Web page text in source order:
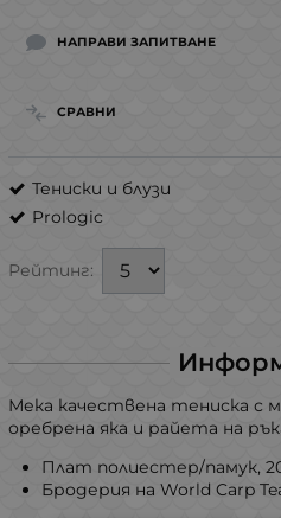
НАПРАВИ ЗАПИТВАНЕ
СРАВНИ
Тениски и блузи
Prologic
Рейтинг:
Мека качествена тениска с
оребрена яка и райета на
Плат полиестер/памук,
Бродерия на World Carp